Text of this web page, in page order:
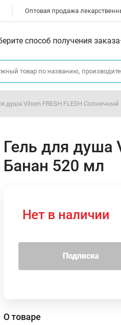
Оптовая продажа
способ получения заказа
душа Vilsen FRESH FLESH
Гель для душа
Банан 520 мл
Нет в наличии
Подписка
О товаре